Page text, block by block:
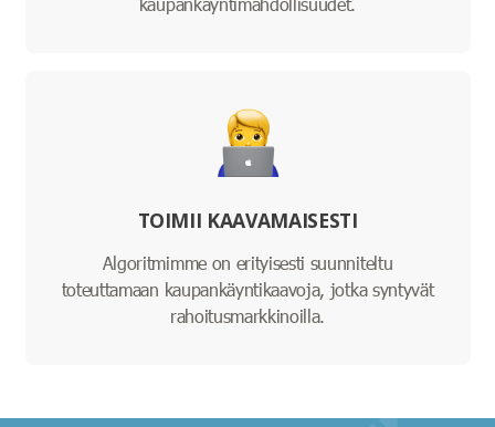
TOIMII KAAVAMAISESTI
Algoritmimme on erityisesti suunniteltu
toteuttamaan kaupankäyntikaavoja, jotka syntyvät
rahoitusmarkkinoilla.